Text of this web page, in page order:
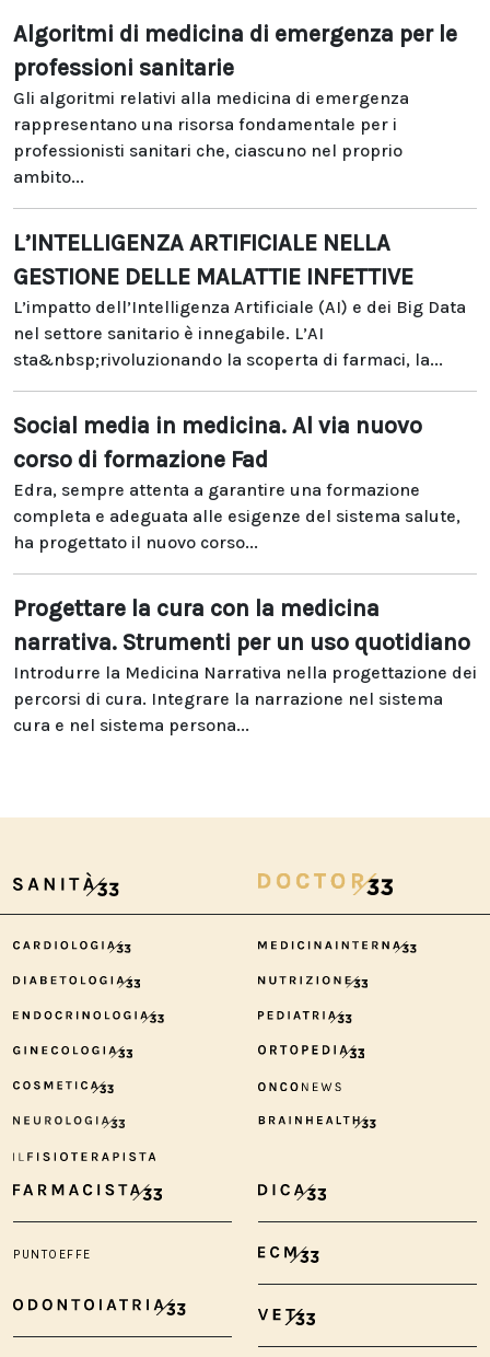
Algoritmi di medicina di emergenza per le
professioni sanitarie
Gli algoritmi relativi alla medicina di emergenza
rappresentano una risorsa fondamentale per i
professionisti sanitari che, ciascuno nel proprio
ambito...
L’INTELLIGENZA ARTIFICIALE NELLA
GESTIONE DELLE MALATTIE INFETTIVE
L’impatto dell’Intelligenza Artificiale (AI) e dei Big Data
nel settore sanitario è innegabile. L’AI
sta&nbsp;rivoluzionando la scoperta di farmaci, la...
Social media in medicina. Al via nuovo
corso di formazione Fad
Edra, sempre attenta a garantire una formazione
completa e adeguata alle esigenze del sistema salute,
ha progettato il nuovo corso...
Progettare la cura con la medicina
narrativa. Strumenti per un uso quotidiano
Introdurre la Medicina Narrativa nella progettazione dei
percorsi di cura. Integrare la narrazione nel sistema
cura e nel sistema persona...